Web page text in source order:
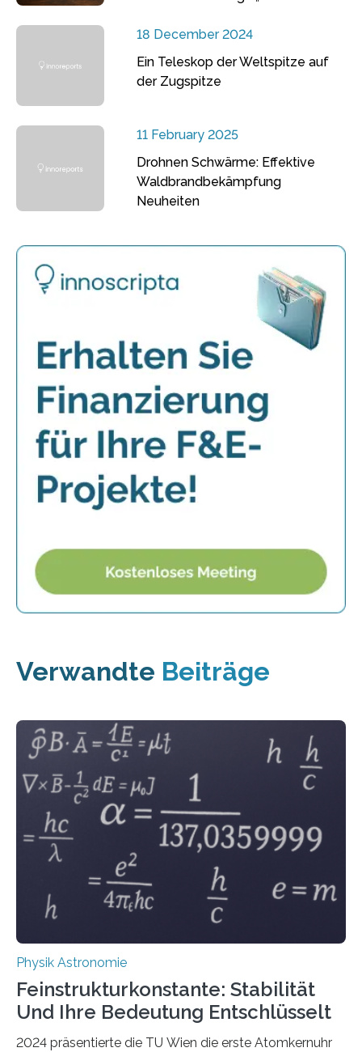
18 December 2024
Ein Teleskop der Weltspitze auf
der Zugspitze
11 February 2025
Drohnen Schwärme: Effektive
Waldbrandbekämpfung
Neuheiten
Verwandte Beiträge
Physik Astronomie
Feinstrukturkonstante: Stabilität
Und Ihre Bedeutung Entschlüsselt
2024 präsentierte die TU Wien die erste Atomkernuhr